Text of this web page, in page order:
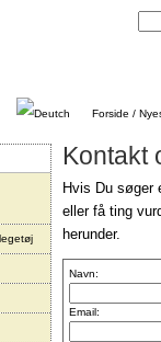
Forside /
Kontakt
Hvis Du
eller få ting
herunder.
Navn:
Email: